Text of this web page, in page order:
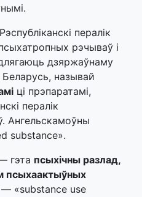
пералік
рэчываў і
дзяржаўнаму
называй
ці прэпаратамі,
пералік
Ангельскамоўны
substance».
гэта псыхічны разлад,
псыхаактыўных
— «substance use